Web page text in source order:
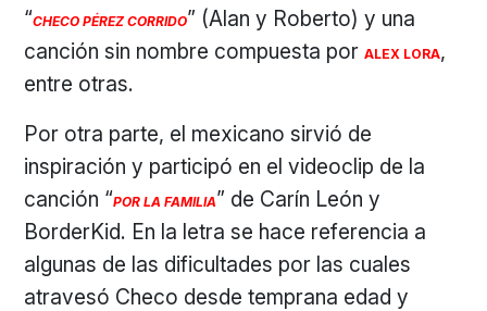
“CHECO PÉREZ CORRIDO” (Alan y Roberto) y una
canción sin nombre compuesta porALEX LORA,
entre otras.
Por otra parte, el mexicano sirvió de
inspiración y participó en el videoclip de la
canción “POR LA FAMILIA” de Carín León y
BorderKid. En la letra se hace referencia a
algunas de las dificultades por las cuales
atravesó Checo desde temprana edad y